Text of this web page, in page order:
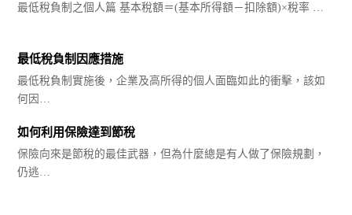
最低稅負制之個人篇 基本稅額＝(基本所得額－扣除額)×稅率 …
最低稅負制因應措施
最低稅負制實施後，企業及高所得的個人面臨如此的衝擊，該如
何因…
如何利用保險達到節稅
保險向來是節稅的最佳武器，但為什麼總是有人做了保險規劃，
仍逃…